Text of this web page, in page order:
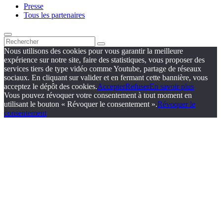
Presse
Tous les partenaires
Nous utilisons des cookies pour vous garantir la meilleure
expérience sur notre site, faire des statistiques, vous proposer des
services tiers de type vidéo comme Youtube, partage de réseaux
sociaux. En cliquant sur valider et en fermant cette bannière, vous
acceptez le dépôt des cookies.AccepterRefuserEn savoir plus
Vous pouvez révoquer votre consentement à tout moment en
utilisant le bouton « Révoquer le consentement ».Révoquer le
consentement